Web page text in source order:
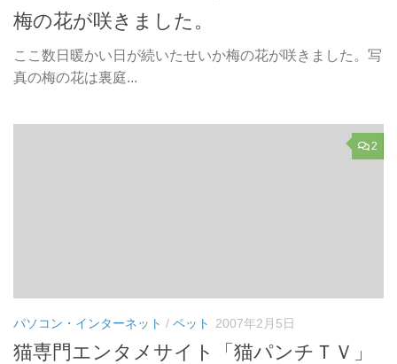
梅の花が咲きました。
ここ数日暖かい日が続いたせいか梅の花が咲きました。写
真の梅の花は裏庭...
2
パソコン・インターネット / ペット 2007年2月5日
猫専門エンタメサイト「猫パンチＴＶ」